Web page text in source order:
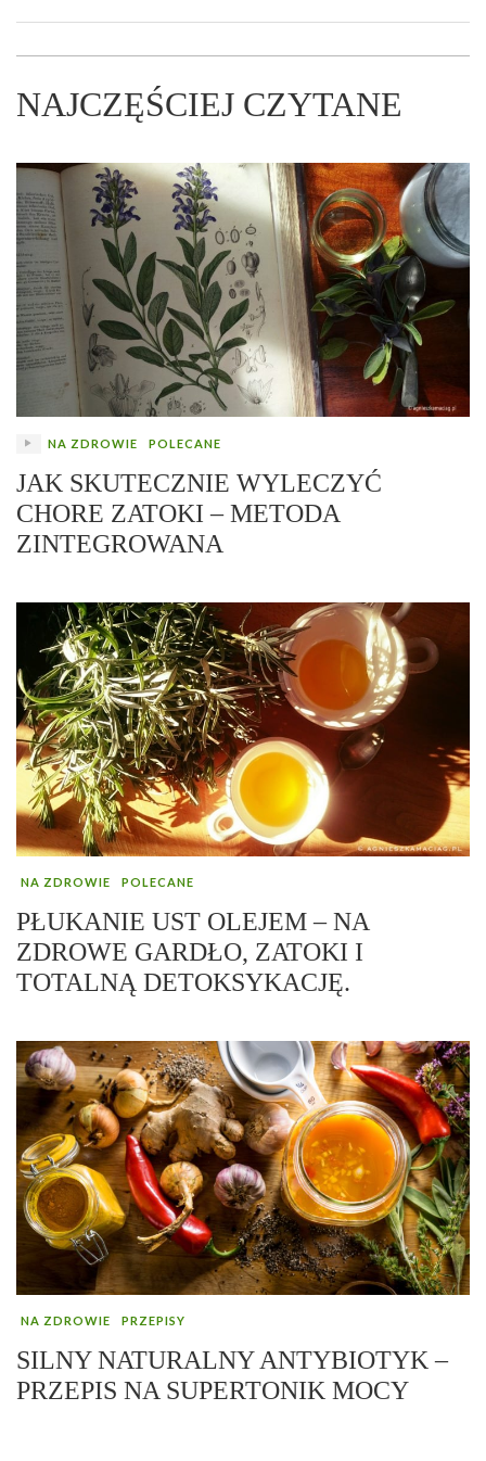
NAJCZĘŚCIEJ CZYTANE
NA ZDROWIE POLECANE
JAK SKUTECZNIE WYLECZYĆ
CHORE ZATOKI – METODA
ZINTEGROWANA
NA ZDROWIE POLECANE
PŁUKANIE UST OLEJEM – NA
ZDROWE GARDŁO, ZATOKI I
TOTALNĄ DETOKSYKACJĘ.
NA ZDROWIE PRZEPISY
SILNY NATURALNY ANTYBIOTYK –
PRZEPIS NA SUPERTONIK MOCY